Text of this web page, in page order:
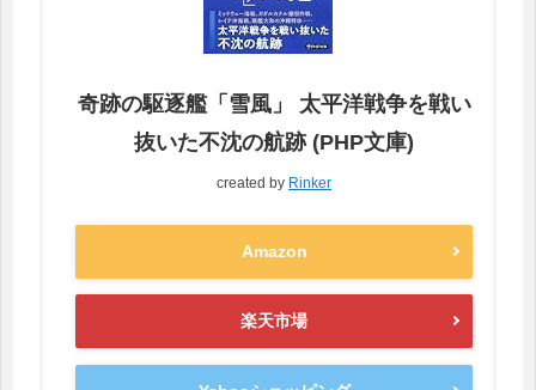
奇跡の駆逐艦「雪風」 太平洋戦争を戦い
抜いた不沈の航跡 (PHP文庫)
created by Rinker
Amazon
楽天市場